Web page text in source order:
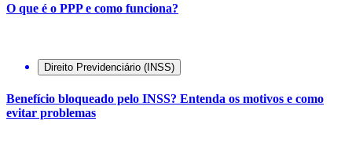
O que é o PPP e como funciona?
Direito Previdenciário (INSS)
Benefício bloqueado pelo INSS? Entenda os motivos e como
evitar problemas